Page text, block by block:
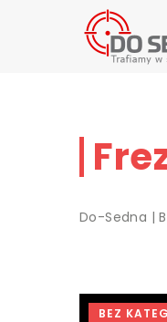
Do-Sedna |
BEZ